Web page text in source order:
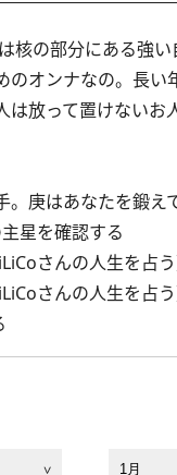
核の部分にある強
のオンナなの。長
は放って置けない
庚はあなたを鍛え
星を確認する
さんの人生を占
さんの人生を占